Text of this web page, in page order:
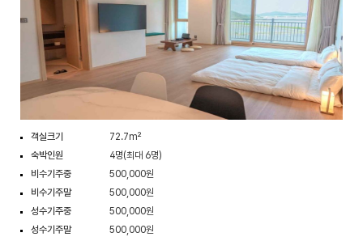
객실크기
72.7m²
숙박인원
4명(최대 6명)
비수기주중
500,000원
비수기주말
500,000원
성수기주중
500,000원
성수기주말
500,000원